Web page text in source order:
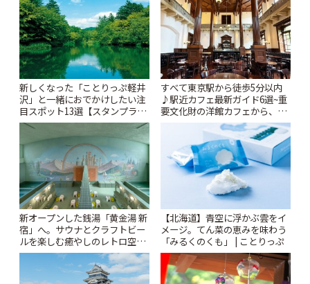
新しくなった「ことりっぷ軽井
沢」と一緒におでかけしたい注
目スポット13選【スタンプラリ
ー開催中】 | ことりっぷ
すべて東京駅から徒歩5分以内
♪駅近カフェ最新ガイド6選~重
要文化財の洋館カフェから、改
札すぐのレトロ喫茶まで~ | こと
新オープンした銭湯「黄金湯 新
宿」へ。サウナとクラフトビー
ルを楽しむ癒やしのレトロ空間
| ことりっぷ
【北海道】青空に浮かぶ雲をイ
メージ。てん菜の恵みを味わう
「みるくのくも」 | ことりっぷ